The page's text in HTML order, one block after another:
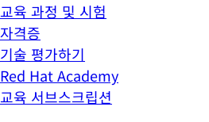
교육 과정 및 시험
자격증
기술 평가하기
Red Hat Academy
교육 서브스크립션